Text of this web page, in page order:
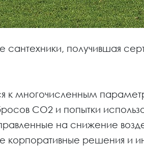
сантехники, получившая
к многочисленным
CO2 и попытки
на снижение
корпоративные решения и